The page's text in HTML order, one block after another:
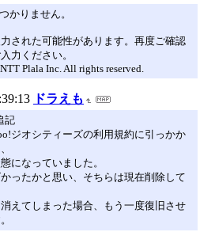
かりません。
された可能性があります。再度ご確認
力ください。
Plala Inc. All rights reserved.
ドラえも
記
ジオシティーズの利用規約に引っかか
になっていました。
ったかと思い、そちらは現在削除して
えてしまった場合、もう一度復旧させ